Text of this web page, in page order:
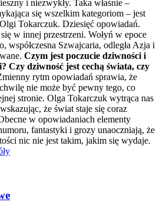
i niezwykły. Taka właśnie –
się wszelkim kategoriom – jest
Tokarczuk. Dziesięć opowiadań.
w innej przestrzeni. Wołyń w epoce
współczesna Szwajcaria, odległa Azja i
Czym jest poczucie dziwności i
Czy dziwność jest cechą świata, czy
rytm opowiadań sprawia, że
nie może być pewny tego, co
stronie. Olga Tokarczuk wytrąca nas
że świat staje się coraz
w opowiadaniach elementy
fantastyki i grozy unaoczniają, że
nic nie jest takim, jakim się wydaje.